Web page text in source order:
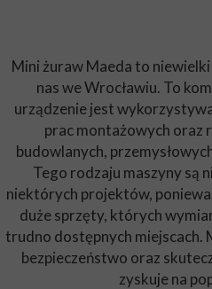
Mini żuraw Maeda to
nas we Wrocławiu. To
urządzenie jest
prac montażowych oraz
budowlanych,
Tego rodzaju maszyny są
niektórych projektów,
duże sprzęty, których
trudno dostępnych miejscach.
bezpieczeństwo oraz
zyskuje na